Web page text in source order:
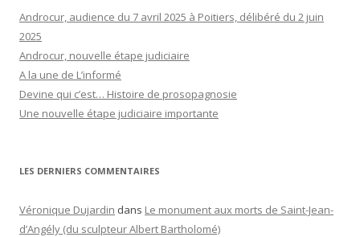
Androcur, audience du 7 avril 2025 à Poitiers, délibéré du 2 juin
2025
Androcur, nouvelle étape judiciaire
A la une de L’informé
Devine qui c’est… Histoire de prosopagnosie
Une nouvelle étape judiciaire importante
LES DERNIERS COMMENTAIRES
Véronique Dujardin dans Le monument aux morts de Saint-Jean-
d’Angély (du sculpteur Albert Bartholomé)